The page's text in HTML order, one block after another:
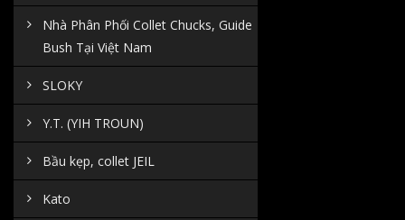
Nhà Phân Phối Collet Chucks, Guide
Bush Tại Việt Nam
SLOKY
Y.T. (YIH TROUN)
Bầu kẹp, collet JEIL
Kato